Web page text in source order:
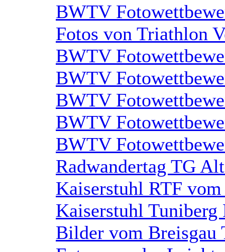
BWTV
Fotos von Triathlon
BWTV
BWTV
BWTV
BWTV
BWTV
Radwandertag TG
Kaiserstuhl RTF
Kaiserstuhl Tuniberg
Bilder vom